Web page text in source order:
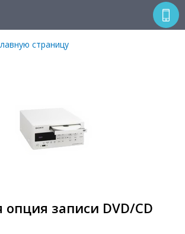
страницу
опция записи DVD/CD